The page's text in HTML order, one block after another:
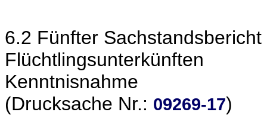
6.2 Fünfter
Flüchtlingsunterkünften
Kenntnisnahme
(Drucksache Nr.: 09269-17)